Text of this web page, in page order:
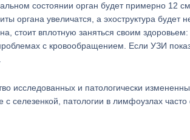
состоянии орган будет примерно 12
органа увеличатся, а эхоструктура
стоит вплотную заняться своим
с кровообращением. Если УЗИ
исследованных и патологически
с селезенкой, патологии в лимфоузлах